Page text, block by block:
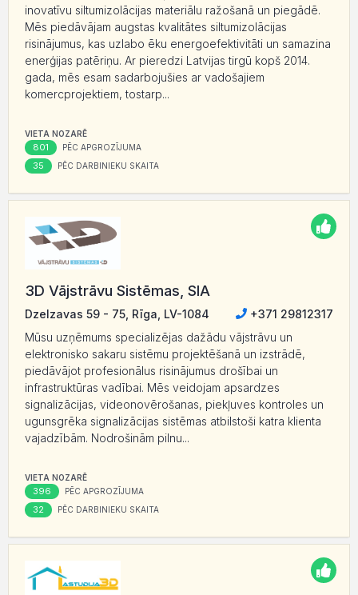
inovatīvu siltumizolācijas materiālu ražošanā un piegādē.
Mēs piedāvājam augstas kvalitātes siltumizolācijas
risinājumus, kas uzlabo ēku energoefektivitāti un samazina
enerģijas patēriņu. Ar pieredzi Latvijas tirgū kopš 2014.
gada, mēs esam sadarbojušies ar vadošajiem
komercprojektiem, tostarp...
VIETA NOZARĒ
801 PĒC APGROZĪJUMA
35 PĒC DARBINIEKU SKAITA
3D Vājstrāvu Sistēmas, SIA
Dzelzavas 59 - 75, Rīga, LV-1084
+371 29812317
Mūsu uzņēmums specializējas dažādu vājstrāvu un
elektronisko sakaru sistēmu projektēšanā un izstrādē,
piedāvājot profesionālus risinājumus drošībai un
infrastruktūras vadībai. Mēs veidojam apsardzes
signalizācijas, videonovērošanas, piekļuves kontroles un
ugunsgrēka signalizācijas sistēmas atbilstoši katra klienta
vajadzībām. Nodrošinām pilnu...
VIETA NOZARĒ
396 PĒC APGROZĪJUMA
32 PĒC DARBINIEKU SKAITA